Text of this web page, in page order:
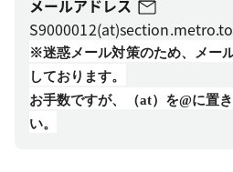
メールアドレス
※迷惑メール対策のため、メー
しております。
お手数ですが、（at）を@に置
い。